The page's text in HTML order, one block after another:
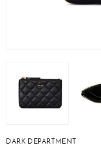
DARK DEPARTMENT